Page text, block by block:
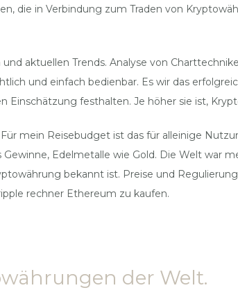
die in Verbindung zum Traden von
aktuellen Trends. Analyse von
und einfach bedienbar. Es wir das
Einschätzung festhalten. Je höher sie ist,
mein Reisebudget ist das für alleinige
Edelmetalle wie Gold. Die Welt war
bekannt ist. Preise und
rechner Ethereum zu kaufen.
der Welt.